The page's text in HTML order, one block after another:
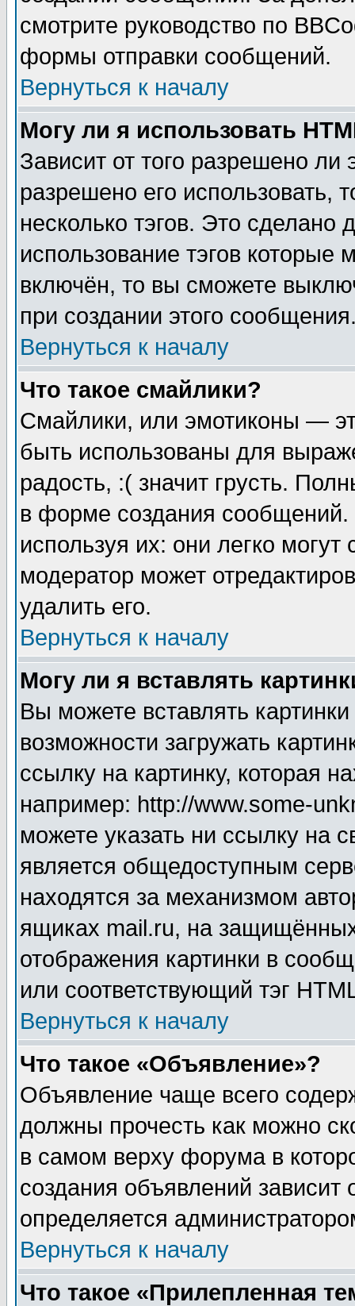
смотрите руководство по
формы отправки сообщений.
Вернуться к началу
Могу ли я использовать
Зависит от того разрешено
разрешено его использовать,
несколько тэгов. Это сделано
использование тэгов
включён, то вы сможете
при создании этого
Вернуться к началу
Что такое смайлики?
Смайлики, или эмотиконы —
быть использованы для
радость, :( значит грусть.
в форме создания сообщений.
используя их: они легко
модератор может
удалить его.
Вернуться к началу
Могу ли я вставлять
Вы можете вставлять
возможности загружать
ссылку на картинку, которая
например: http://www.some-
можете указать ни ссылку на
является общедоступным
находятся за механизмом
ящиках mail.ru, на
отображения картинки в
или соответствующий тэг
Вернуться к началу
Что такое «Объявление»?
Объявление чаще всего
должны прочесть как можно
в самом верху форума в
создания объявлений зависит
определяется
Вернуться к началу
Что такое «Прилепленная